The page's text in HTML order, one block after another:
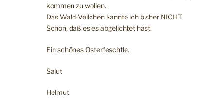
kommen zu wollen.
Das Wald-Veilchen kannte ich bisher NICHT.
Schön, daß es es abgelichtet hast.
Ein schönes Osterfeschtle.
Salut
Helmut